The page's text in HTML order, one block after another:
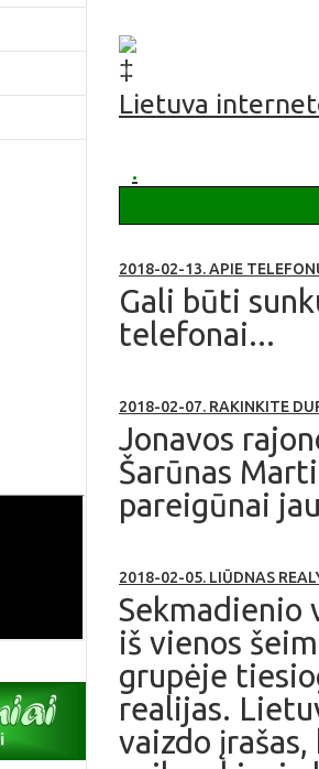
Lietuva
.
2018-02-13. APIE
Gali būti
telefonai...
2018-02-07. RAKINKITE
Jonavos
Šarūnas
pareigūnai
2018-02-05. LIŪDNAS
Sekmadienio
iš vienos
grupėje
realijas.
vaizdo